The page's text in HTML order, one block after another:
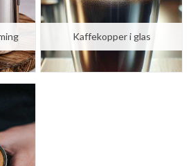
3 stk. Jura Claris White vandfilter (CMF002)
STUDYSHOP
4 stk. Jura Claris White vandfilter (CMF002)
kr. 359,00
Kaffekopper i glas